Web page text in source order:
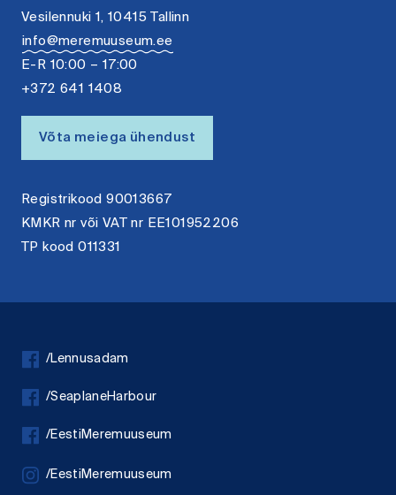
Vesilennuki 1, 10415 Tallinn
info@meremuuseum.ee
E-R 10:00 – 17:00
+372 641 1408
Võta meiega ühendust
Registrikood 90013667
KMKR nr või VAT nr EE101952206
TP kood 011331
/Lennusadam
/SeaplaneHarbour
/EestiMeremuuseum
/EestiMeremuuseum